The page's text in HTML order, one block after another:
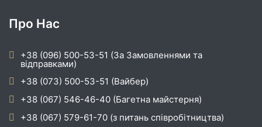
Про Нас
+38 (096) 500-53-51 (За Замовленнями та
відправками)
+38 (073) 500-53-51 (Вайбер)
+38 (067) 546-46-40 (Багетна майстерня)
+38 (067) 579-61-70 (з питань співробітництва)